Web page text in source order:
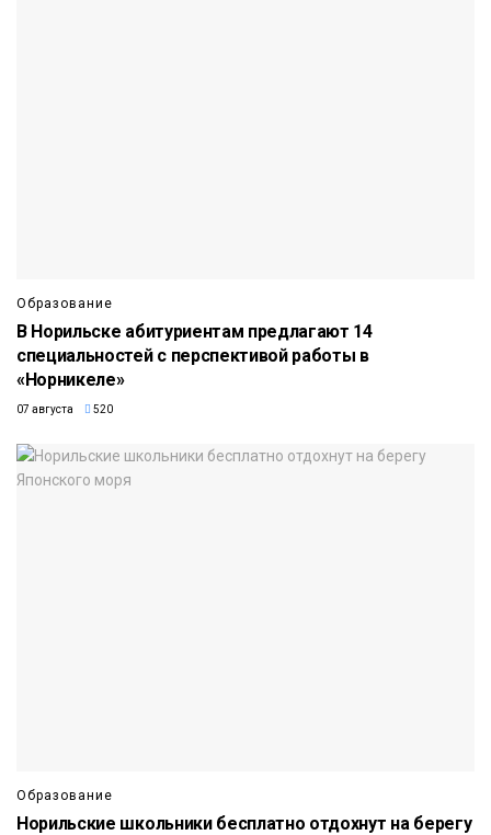
Образование
В Норильске абитуриентам предлагают 14
специальностей с перспективой работы в
«Норникеле»
07 августа 520
Образование
Норильские школьники бесплатно отдохнут на берегу